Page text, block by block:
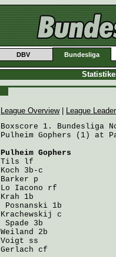
DBV Bundesliga
League Overview|
League
Boxscore 1. Bundesliga
Pulheim Gophers (1) at
Pulheim Gophers
Tils
Koch
Barker
Lo Iacono
Krah 1b
Posnanski
Krachewskij
c
Spade
Weiland
Voigt
Gerlach cf